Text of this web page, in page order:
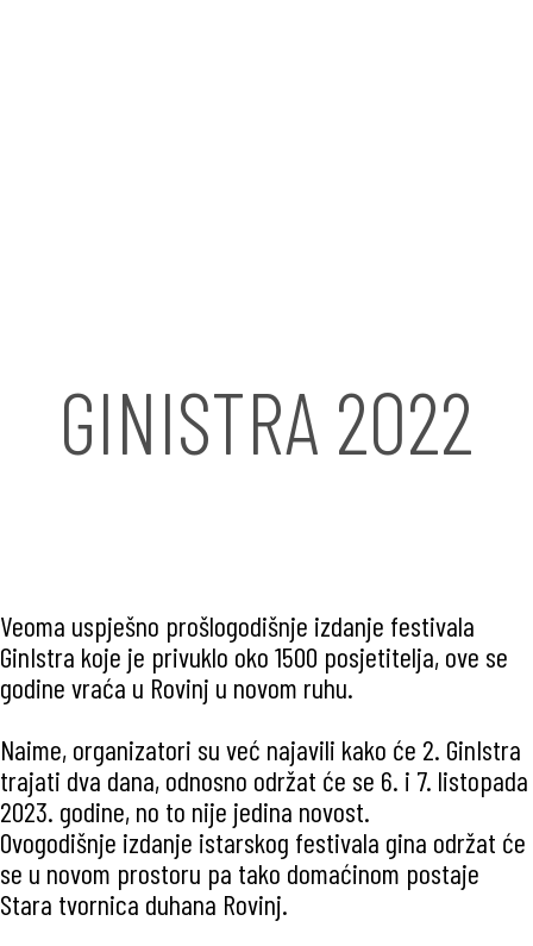
GINISTRA 2022
Veoma uspješno prošlogodišnje izdanje festivala
GinIstra koje je privuklo oko 1500 posjetitelja, ove se
godine vraća u Rovinj u novom ruhu.
Naime, organizatori su već najavili kako će 2. GinIstra
trajati dva dana, odnosno održat će se 6. i 7. listopada
2023. godine, no to nije jedina novost.
Ovogodišnje izdanje istarskog festivala gina održat će
se u novom prostoru pa tako domaćinom postaje
Stara tvornica duhana Rovinj.